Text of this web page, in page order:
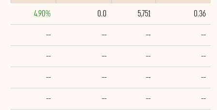
0.36
5,751
0.0
4.90%
--
--
--
--
--
--
--
--
--
--
--
--
--
--
--
--